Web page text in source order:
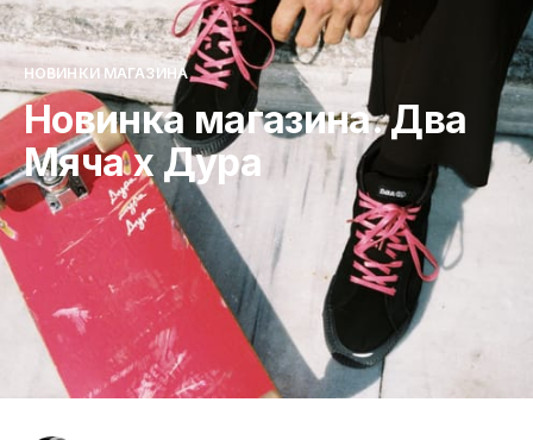
НОВИНКИ МАГАЗИНА
Новинка магазина. Два
Мяча x Дура